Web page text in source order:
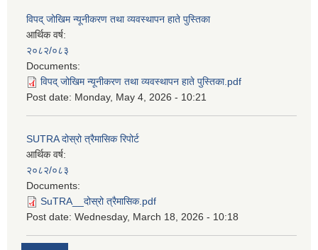
विपद् जोखिम न्यूनीकरण तथा व्यवस्थापन हाते पुस्तिका
आर्थिक वर्ष:
२०८२/०८३
Documents:
विपद् जोखिम न्यूनीकरण तथा व्यवस्थापन हाते पुस्तिका.pdf
Post date: Monday, May 4, 2026 - 10:21
SUTRA दोस्रो त्रैमासिक रिपोर्ट
आर्थिक वर्ष:
२०८२/०८३
Documents:
SuTRA__दोस्रो त्रैमासिक.pdf
Post date: Wednesday, March 18, 2026 - 10:18